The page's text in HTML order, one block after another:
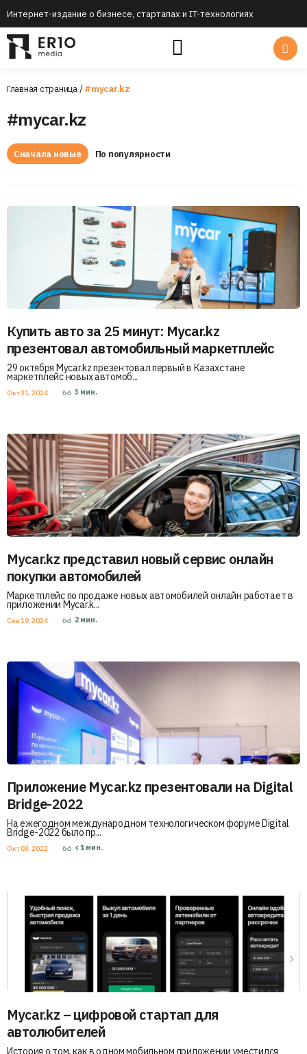
Интернет-издание о бизнесе, стартапах и IT-технологиях
Главная страница/#mycar.kz
#mycar.kz
Сначала новые По популярности
Купить авто за 25 минут: Mycar.kz
презентовал автомобильный маркетплейс
29 октября Mycar.kz презентовал первый в Казахстане
маркетплейс новых автомоб...
Окт 31, 2024 3 мин.
Mycar.kz представил новый сервис онлайн
покупки автомобилей
Маркетплейс по продаже новых автомобилей онлайн работает в
приложении Mycar.k...
Сен 19, 2024 2 мин.
Приложение Mycar.kz презентовали на Digital
Bridge-2022
На ежегодном международном технологическом форуме Digital
Bridge-2022 было пр...
Окт 03, 2022 < 1 мин.
Mycar.kz – цифровой стартап для
автолюбителей
История о том, как в одном мобильном приложении уместился